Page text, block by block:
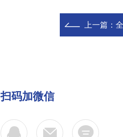
上一篇：
扫码加微信